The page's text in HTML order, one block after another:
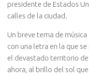
presidente de Estados
calles de la ciudad.
Un breve tema de
con una letra en la que
el devastado territorio
ahora, al brillo del sol